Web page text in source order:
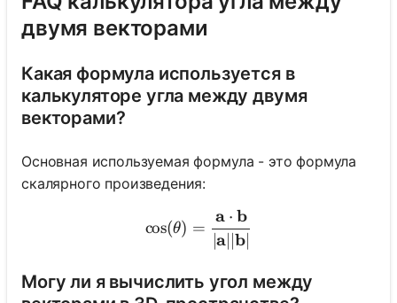
двумя векторами
Какая формула используется в
калькуляторе угла между двумя
векторами?
Основная используемая формула - это формула
скалярного произведения:
\cos(\theta) =
cos(θ) =
∣a b∣
a ⋅ b
Могу ли я вычислить угол между